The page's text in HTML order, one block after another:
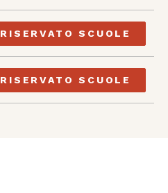
RISERVATO SCUOLE
RISERVATO SCUOLE